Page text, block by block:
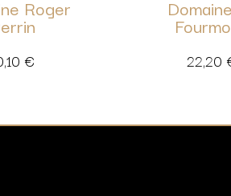
Roger
€ 22,20